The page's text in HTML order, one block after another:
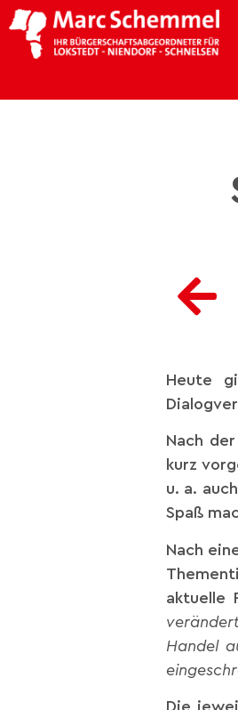
Heute
Nach
kurz
u. a.
Spaß
Nach
aktuelle
Handel
Die